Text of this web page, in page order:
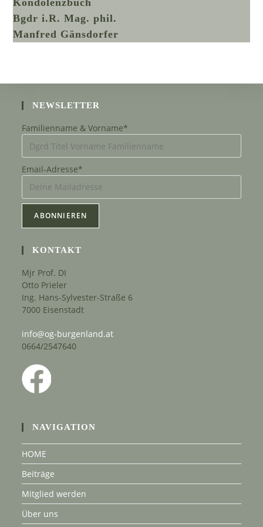
Kondolenzbuch
Bgdr i.R. Mag. phil.
Manfred Gänsdorfer
NEWSLETTER
Familienname & Vorname*
Email-Adresse*
KONTAKT
Mjr Prof. DI
Otto Prieler
Ing. Hans-Sylvester-Straße 6
7000 Eisenstadt
info@og-burgenland.at
0664/2547640
NAVIGATION
HOME
Beiträge
Mitglied werden
Über uns